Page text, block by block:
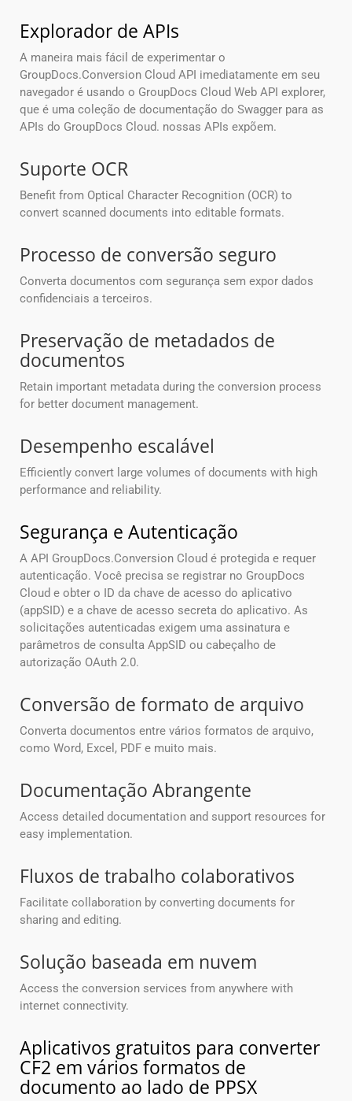
Explorador de APIs
A maneira mais fácil de experimentar o
GroupDocs.Conversion Cloud API imediatamente em seu
navegador é usando o GroupDocs Cloud Web API explorer,
que é uma coleção de documentação do Swagger para as
APIs do GroupDocs Cloud. nossas APIs expõem.
Suporte OCR
Benefit from Optical Character Recognition (OCR) to
convert scanned documents into editable formats.
Processo de conversão seguro
Converta documentos com segurança sem expor dados
confidenciais a terceiros.
Preservação de metadados de
documentos
Retain important metadata during the conversion process
for better document management.
Desempenho escalável
Efficiently convert large volumes of documents with high
performance and reliability.
Segurança e Autenticação
A API GroupDocs.Conversion Cloud é protegida e requer
autenticação. Você precisa se registrar no GroupDocs
Cloud e obter o ID da chave de acesso do aplicativo
(appSID) e a chave de acesso secreta do aplicativo. As
solicitações autenticadas exigem uma assinatura e
parâmetros de consulta AppSID ou cabeçalho de
autorização OAuth 2.0.
Conversão de formato de arquivo
Converta documentos entre vários formatos de arquivo,
como Word, Excel, PDF e muito mais.
Documentação Abrangente
Access detailed documentation and support resources for
easy implementation.
Fluxos de trabalho colaborativos
Facilitate collaboration by converting documents for
sharing and editing.
Solução baseada em nuvem
Access the conversion services from anywhere with
internet connectivity.
Aplicativos gratuitos para converter
CF2 em vários formatos de
documento ao lado de PPSX